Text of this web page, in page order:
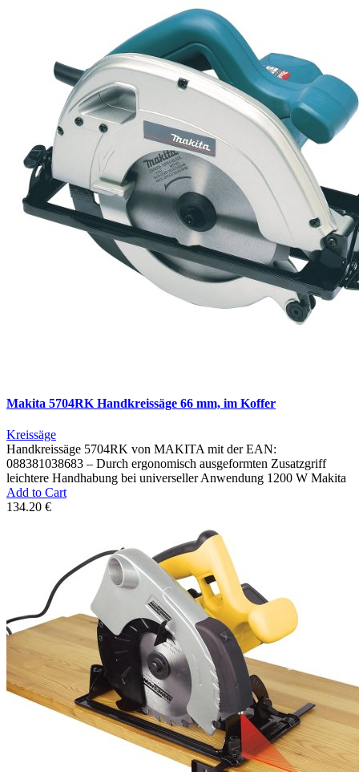
Makita 5704RK Handkreissäge 66 mm, im Koffer
Kreissäge
Handkreissäge 5704RK von MAKITA mit der EAN:
088381038683 – Durch ergonomisch ausgeformten Zusatzgriff
leichtere Handhabung bei universeller Anwendung 1200 W Makita
Add to Cart
134.20 €